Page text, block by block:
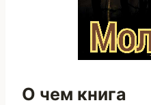
О чем книга